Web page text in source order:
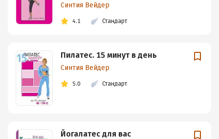
Синтия Вейдер
4.1 Стандарт
Пилатес. 15 минут в день
Синтия Вейдер
5.0 Стандарт
Йогалатес для вас